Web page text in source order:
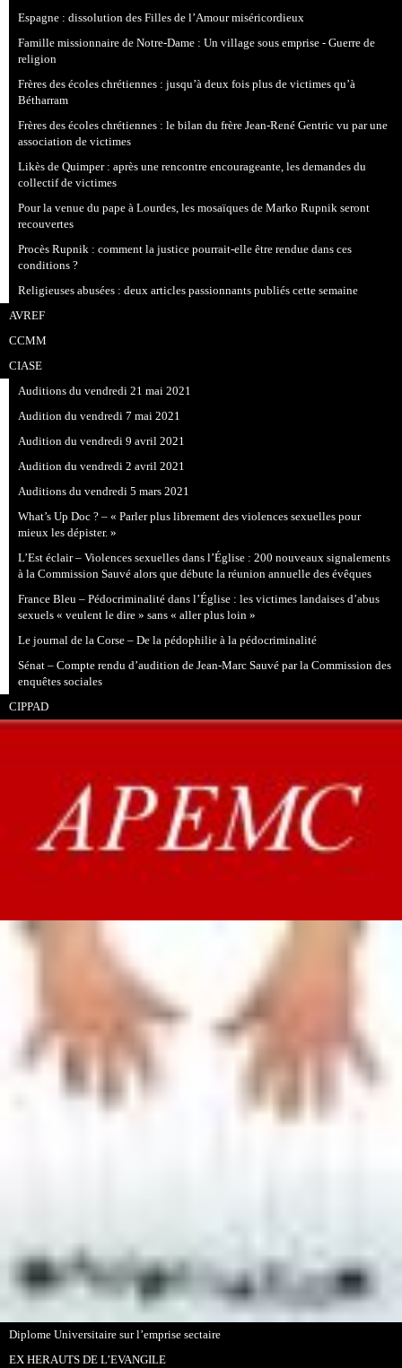
Espagne : dissolution des Filles de l’Amour miséricordieux
Famille missionnaire de Notre-Dame : Un village sous emprise - Guerre de
religion
Frères des écoles chrétiennes : jusqu’à deux fois plus de victimes qu’à
Bétharram
Frères des écoles chrétiennes : le bilan du frère Jean-René Gentric vu par une
association de victimes
Likès de Quimper : après une rencontre encourageante, les demandes du
collectif de victimes
Pour la venue du pape à Lourdes, les mosaïques de Marko Rupnik seront
recouvertes
Procès Rupnik : comment la justice pourrait-elle être rendue dans ces
conditions ?
Religieuses abusées : deux articles passionnants publiés cette semaine
AVREF
CCMM
CIASE
Auditions du vendredi 21 mai 2021
Audition du vendredi 7 mai 2021
Audition du vendredi 9 avril 2021
Audition du vendredi 2 avril 2021
Auditions du vendredi 5 mars 2021
What’s Up Doc ? – « Parler plus librement des violences sexuelles pour
mieux les dépister. »
L’Est éclair – Violences sexuelles dans l’Église : 200 nouveaux signalements
à la Commission Sauvé alors que débute la réunion annuelle des évêques
France Bleu – Pédocriminalité dans l’Église : les victimes landaises d’abus
sexuels « veulent le dire » sans « aller plus loin »
Le journal de la Corse – De la pédophilie à la pédocriminalité
Sénat – Compte rendu d’audition de Jean-Marc Sauvé par la Commission des
enquêtes sociales
CIPPAD
Diplome Universitaire sur l’emprise sectaire
EX HERAUTS DE L’EVANGILE